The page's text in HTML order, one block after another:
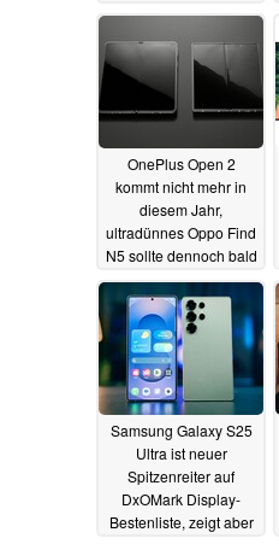
OnePlus Open 2
kommt nicht mehr in
diesem Jahr,
ultradünnes Oppo Find
N5 sollte dennoch bald
auch in Europa starten
13.02.2025
Samsung Galaxy S25
Ultra ist neuer
Spitzenreiter auf
DxOMark Display-
Bestenliste, zeigt aber